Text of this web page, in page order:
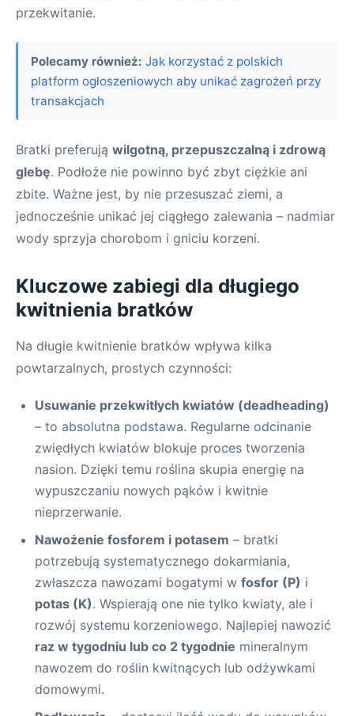
przekwitanie.
Polecamy również: Jak korzystać z polskich
platform ogłoszeniowych aby unikać zagrożeń przy
transakcjach
Bratki preferują wilgotną, przepuszczalną i zdrową
glebę. Podłoże nie powinno być zbyt ciężkie ani
zbite. Ważne jest, by nie przesuszać ziemi, a
jednocześnie unikać jej ciągłego zalewania – nadmiar
wody sprzyja chorobom i gniciu korzeni.
Kluczowe zabiegi dla długiego
kwitnienia bratków
Na długie kwitnienie bratków wpływa kilka
powtarzalnych, prostych czynności:
Usuwanie przekwitłych kwiatów (deadheading)
– to absolutna podstawa. Regularne odcinanie
zwiędłych kwiatów blokuje proces tworzenia
nasion. Dzięki temu roślina skupia energię na
wypuszczaniu nowych pąków i kwitnie
nieprzerwanie.
Nawożenie fosforem i potasem – bratki
potrzebują systematycznego dokarmiania,
zwłaszcza nawozami bogatymi w fosfor (P) i
potas (K). Wspierają one nie tylko kwiaty, ale i
rozwój systemu korzeniowego. Najlepiej nawozić
raz w tygodniu lub co 2 tygodnie mineralnym
nawozem do roślin kwitnących lub odżywkami
domowymi.